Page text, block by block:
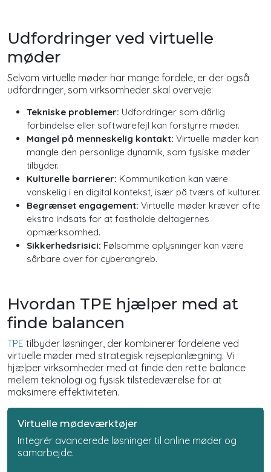
Udfordringer ved virtuelle
møder
Selvom virtuelle møder har mange fordele, er der også
udfordringer, som virksomheder skal overveje:
Tekniske problemer: Udfordringer som dårlig
forbindelse eller softwarefejl kan forstyrre møder.
Mangel på menneskelig kontakt: Virtuelle møder kan
mangle den personlige dynamik, som fysiske møder
tilbyder.
Kulturelle barrierer: Kommunikation kan være
vanskelig i en digital kontekst, især på tværs af kulturer.
Begrænset engagement: Virtuelle møder kræver ofte
ekstra indsats for at fastholde deltagernes
opmærksomhed.
Sikkerhedsrisici: Følsomme oplysninger kan være
sårbare over for cyberangreb.
Hvordan TPE hjælper med at
finde balancen
TPE tilbyder løsninger, der kombinerer fordelene ved
virtuelle møder med strategisk rejseplanlægning. Vi
hjælper virksomheder med at finde den rette balance
mellem teknologi og fysisk tilstedeværelse for at
maksimere effektiviteten.
Virtuelle mødeværktøjer
Integrér avancerede løsninger til online møder og
samarbejde.